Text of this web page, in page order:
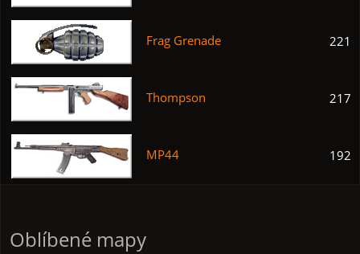
Frag Grenade 221
Thompson 217
MP44 192
Oblíbené mapy